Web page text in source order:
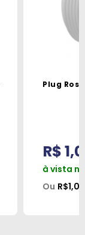
Plug
R$
à vista
Ou R$1,06